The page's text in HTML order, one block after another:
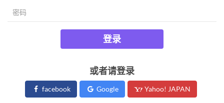
登录
或者请登录
facebook Google Yahoo! JAPAN